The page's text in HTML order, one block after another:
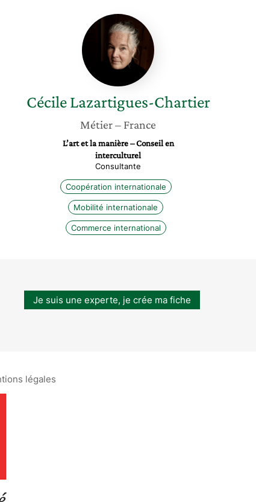
Cécile
Lazartigues-
Chartier
Cécile Lazartigues-Chartier
Métier– France
L’art et la manière – Conseil en
interculturel
Consultante
Coopération internationale
Mobilité internationale
Commerce international
Je suis une experte, je crée ma fiche
légales